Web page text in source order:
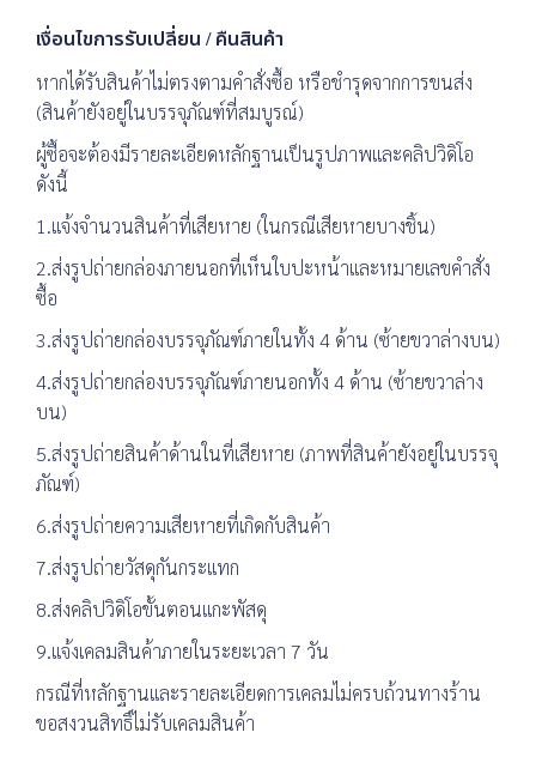
เงื่อนไขการรับเปลี่ยน / คืนสินค้า
หากได้รับสินค้าไม่ตรงตามคำสั่งซื้อ หรือชำรุดจากการขนส่ง
(สินค้ายังอยู่ในบรรจุภัณฑ์ที่สมบูรณ์)
ผู้ซื้อจะต้องมีรายละเอียดหลักฐานเป็นรูปภาพและคลิปวิดิโอ
ดังนี้
1.แจ้งจำนวนสินค้าที่เสียหาย (ในกรณีเสียหายบางชิ้น)
2.ส่งรูปถ่ายกล่องภายนอกที่เห็นใบปะหน้าและหมายเลขคำสั่ง
ซื้อ
3.ส่งรูปถ่ายกล่องบรรจุภัณฑ์ภายในทั้ง 4 ด้าน (ซ้ายขวาล่างบน)
4.ส่งรูปถ่ายกล่องบรรจุภัณฑ์ภายนอกทั้ง 4 ด้าน (ซ้ายขวาล่าง
บน)
5.ส่งรูปถ่ายสินค้าด้านในที่เสียหาย (ภาพที่สินค้ายังอยู่ในบรรจุ
ภัณฑ์)
6.ส่งรูปถ่ายความเสียหายที่เกิดกับสินค้า
7.ส่งรูปถ่ายวัสดุกันกระแทก
8.ส่งคลิปวิดิโอขั้นตอนแกะพัสดุ
9.แจ้งเคลมสินค้าภายในระยะเวลา 7 วัน
กรณีที่หลักฐานและรายละเอียดการเคลมไม่ครบถ้วนทางร้าน
ขอสงวนสิทธิ์ไม่รับเคลมสินค้า